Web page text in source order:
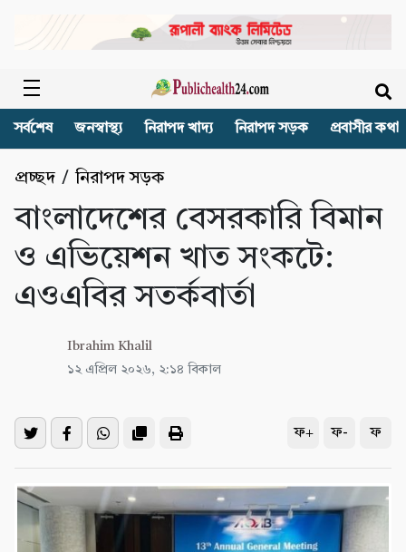
সর্বশেষ জনস্বাস্থ্য নিরাপদ খাদ্য নিরাপদ সড়ক প্রবাসীর কথা
প্রচ্ছদ /নিরাপদ সড়ক
বাংলাদেশের বেসরকারি বিমান
ও এভিয়েশন খাত সংকটে:
এওএবির সতর্কবার্তা
Ibrahim Khalil
১২ এপ্রিল ২০২৬, ২:১৪ বিকাল
ফ+ ফ- ফ